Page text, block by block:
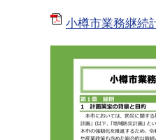
小樽市業務継続